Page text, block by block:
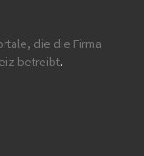
die die Firma
betreibt.